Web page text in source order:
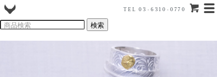
TEL 03-6310-0770